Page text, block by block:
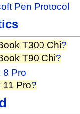
Pen Protocol
T300 Chi?
T90 Chi?
8 Pro
11 Pro?